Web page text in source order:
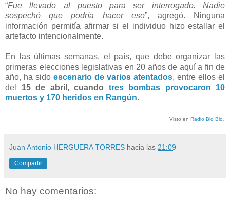
“Fue llevado al puesto para ser interrogado. Nadie
sospechó que podría hacer eso”, agregó. Ninguna
información permitía afirmar si el individuo hizo estallar el
artefacto intencionalmente.
En las últimas semanas, el país, que debe organizar las
primeras elecciones legislativas en 20 años de aquí a fin de
año, ha sido escenario de varios atentados, entre ellos el
del 15 de abril, cuando tres bombas provocaron 10
muertos y 170 heridos en Rangún.
Visto en Radio Bio Bio.
Juan Antonio HERGUERA TORRES hacia las 21:09
Compartir
No hay comentarios: